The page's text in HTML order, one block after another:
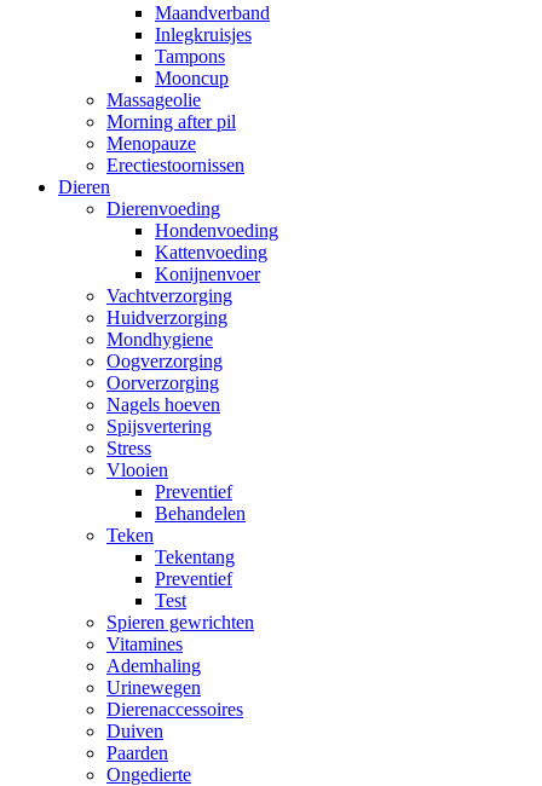
Maandverband
Inlegkruisjes
Tampons
Mooncup
Massageolie
Morning after pil
Menopauze
Erectiestoornissen
Dieren
Dierenvoeding
Hondenvoeding
Kattenvoeding
Konijnenvoer
Vachtverzorging
Huidverzorging
Mondhygiene
Oogverzorging
Oorverzorging
Nagels hoeven
Spijsvertering
Stress
Vlooien
Preventief
Behandelen
Teken
Tekentang
Preventief
Test
Spieren gewrichten
Vitamines
Ademhaling
Urinewegen
Dierenaccessoires
Duiven
Paarden
Ongedierte